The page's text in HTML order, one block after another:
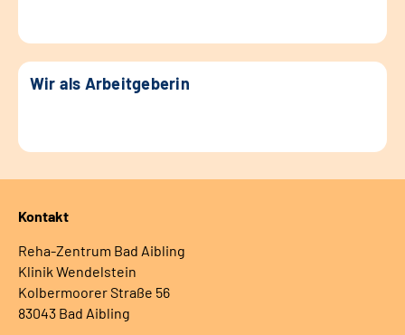
Wir als Arbeitgeberin
Kontakt
Reha-Zentrum Bad Aibling
Klinik Wendelstein
Kolbermoorer Straße 56
83043 Bad Aibling